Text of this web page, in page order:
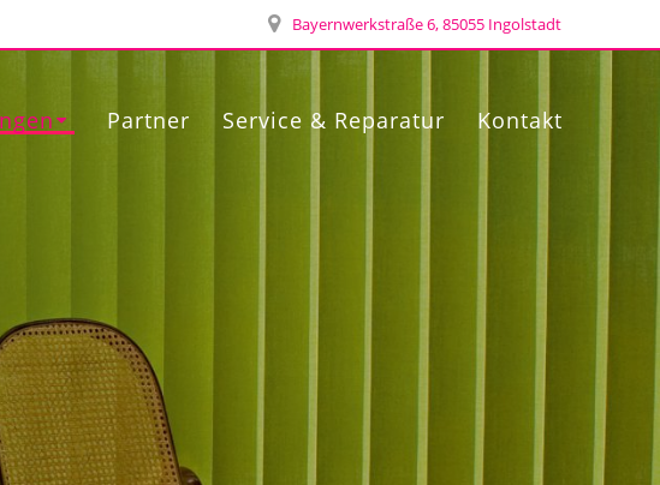
Bayernwerkstraße 6, 85055 Ingolstadt
Partner Service & Reparatur Kontakt